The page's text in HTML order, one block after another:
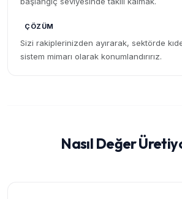
ÇÖZÜM
Sizi rakiplerinizden ayırarak, sektörde
sistem mimarı olarak konumlandırırız.
Nasıl Değer